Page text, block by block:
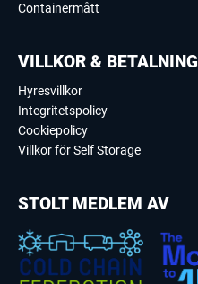
Containermått
VILLKOR & BETALNING
Hyresvillkor
Integritetspolicy
Cookiepolicy
Villkor för Self Storage
STOLT MEDLEM AV